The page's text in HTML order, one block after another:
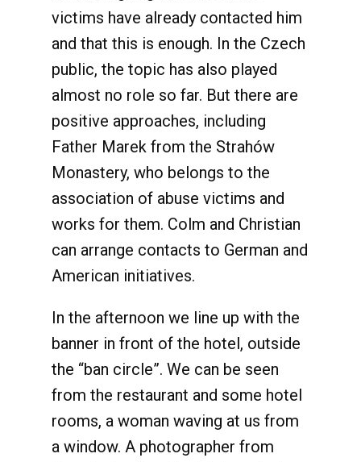
victims have already contacted him
and that this is enough. In the Czech
public, the topic has also played
almost no role so far. But there are
positive approaches, including
Father Marek from the Strahów
Monastery, who belongs to the
association of abuse victims and
works for them. Colm and Christian
can arrange contacts to German and
American initiatives.
In the afternoon we line up with the
banner in front of the hotel, outside
the “ban circle”. We can be seen
from the restaurant and some hotel
rooms, a woman waving at us from
a window. A photographer from